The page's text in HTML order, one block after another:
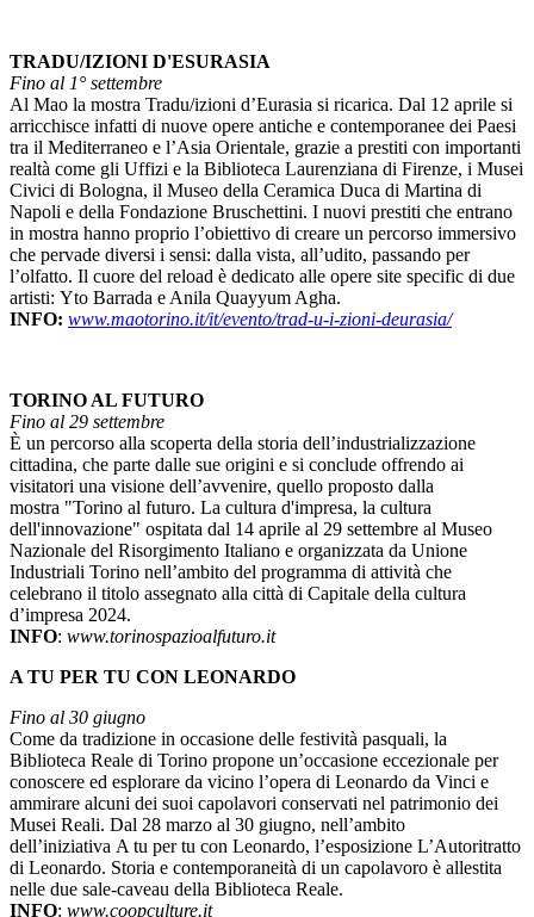
TRADU/IZIONI D'ESURASIA
Fino al 1° settembre
Al Mao la mostra Tradu/izioni d’Eurasia si ricarica. Dal 12 aprile si
arricchisce infatti di nuove opere antiche e contemporanee dei Paesi
tra il Mediterraneo e l’Asia Orientale, grazie a prestiti con importanti
realtà come gli Uffizi e la Biblioteca Laurenziana di Firenze, i Musei
Civici di Bologna, il Museo della Ceramica Duca di Martina di
Napoli e della Fondazione Bruschettini. I nuovi prestiti che entrano
in mostra hanno proprio l’obiettivo di creare un percorso immersivo
che pervade diversi i sensi: dalla vista, all’udito, passando per
l’olfatto. Il cuore del reload è dedicato alle opere site specific di due
artisti: Yto Barrada e Anila Quayyum Agha.
INFO: www.maotorino.it/it/evento/trad-u-i-zioni-deurasia/
TORINO AL FUTURO
Fino al 29 settembre
È un percorso alla scoperta della storia dell’industrializzazione
cittadina, che parte dalle sue origini e si conclude offrendo ai
visitatori una visione dell’avvenire, quello proposto dalla
mostra "Torino al futuro. La cultura d'impresa, la cultura
dell'innovazione" ospitata dal 14 aprile al 29 settembre al Museo
Nazionale del Risorgimento Italiano e organizzata da Unione
Industriali Torino nell’ambito del programma di attività che
celebrano il titolo assegnato alla città di Capitale della cultura
d’impresa 2024.
INFO: www.torinospazioalfuturo.it
A TU PER TU CON LEONARDO
Fino al 30 giugno
Come da tradizione in occasione delle festività pasquali, la
Biblioteca Reale di Torino propone un’occasione eccezionale per
conoscere ed esplorare da vicino l’opera di Leonardo da Vinci e
ammirare alcuni dei suoi capolavori conservati nel patrimonio dei
Musei Reali. Dal 28 marzo al 30 giugno, nell’ambito
dell’iniziativa A tu per tu con Leonardo, l’esposizione L’Autoritratto
di Leonardo. Storia e contemporaneità di un capolavoro è allestita
nelle due sale-caveau della Biblioteca Reale.
INFO: www.coopculture.it